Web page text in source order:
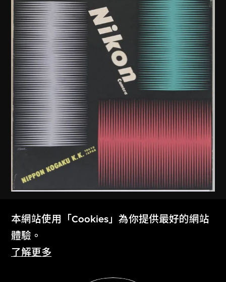
龜倉雄策 、
尼康株式會社
尼康相機海報
1957
本網站使用「Cookies」為你提供最好的網站
體驗。
了解更多
展示更多